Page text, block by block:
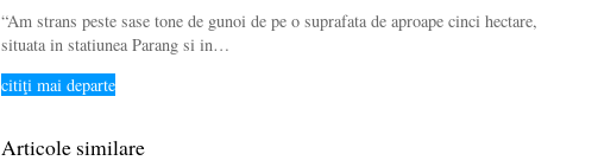
“Am strans peste sase tone de gunoi de pe o suprafata de aproape cinci hectare,
situata in statiunea Parang si in…
citiţi mai departe
Articole similare